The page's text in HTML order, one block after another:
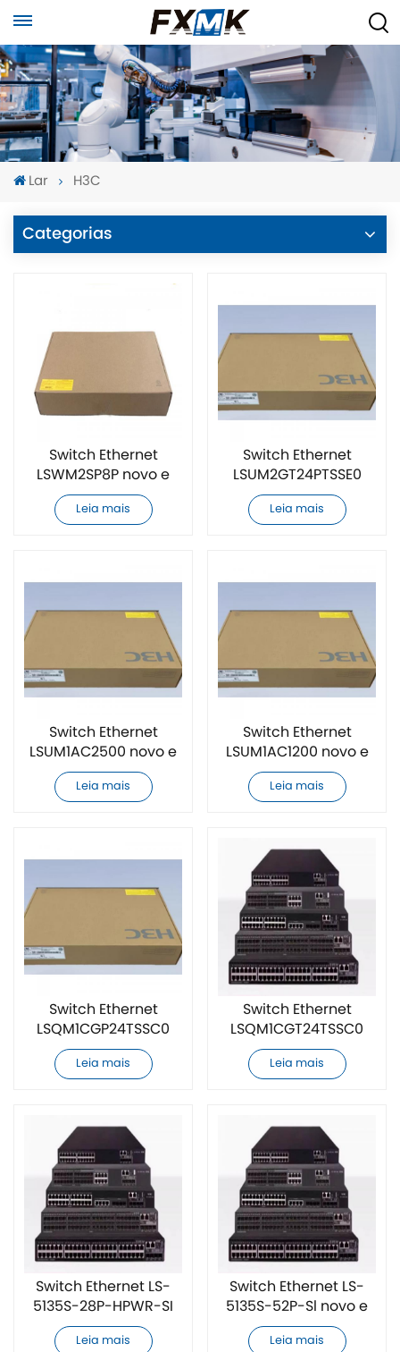
Lar H3C
Categorias
Switch Ethernet
LSWM2SP8P novo e
original
Leia mais
Switch Ethernet
LSUM2GT24PTSSE0
novo e original
Leia mais
Switch Ethernet
LSUM1AC2500 novo e
original
Leia mais
Switch Ethernet
LSUM1AC1200 novo e
original
Leia mais
Switch Ethernet
LSQM1CGP24TSSC0
novo e original
Leia mais
Switch Ethernet
LSQM1CGT24TSSC0
novo e original
Leia mais
Switch Ethernet LS-
5135S-28P-HPWR-SI
novo e original
Leia mais
Switch Ethernet LS-
5135S-52P-Sl novo e
original
Leia mais